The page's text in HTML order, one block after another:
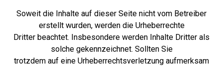
Soweit die Inhalte auf dieser Seite nicht vom Betreiber
erstellt wurden, werden die Urheberrechte
Dritter beachtet. Insbesondere werden Inhalte Dritter als
solche gekennzeichnet. Sollten Sie
trotzdem auf eine Urheberrechtsverletzung aufmerksam